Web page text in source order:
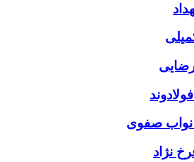
نواب صفوی
نژاد